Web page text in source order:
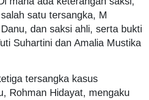
satu tersangka, M
dan saksi ahli, serta bukti
Suhartini dan Amalia Mustika
tersangka kasus
Rohman Hidayat, mengaku